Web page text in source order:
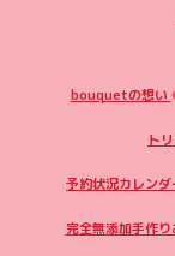
bouquetの想い
ト
予約状況カレンダ
完全無添加手作り